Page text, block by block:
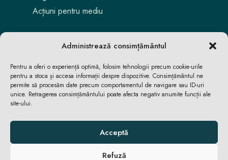
Administrează consimțământul
Pentru a oferi o experiență optimă, folosim tehnologii precum cookie-urile
pentru a stoca și accesa informații despre dispozitive. Consimțământul ne
permite să procesăm date precum comportamentul de navigare sau ID-uri
unice. Retragerea consimțământului poate afecta negativ anumite funcții ale
site-ului.
Acceptă
Refuză
Acțiuni pentru mediu
ACASĂ ȘTIRI